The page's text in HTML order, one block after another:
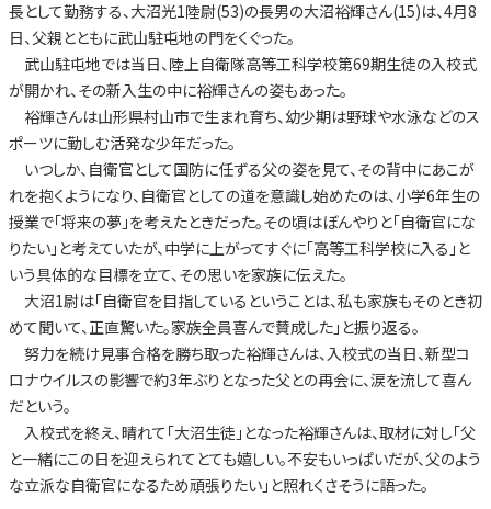
長として勤務する、大沼光1陸尉(53)の長男の大沼裕輝さん(15)は、4月8
日、父親とともに武山駐屯地の門をくぐった。
武山駐屯地では当日、陸上自衛隊高等工科学校第69期生徒の入校式
が開かれ、その新入生の中に裕輝さんの姿もあった。
裕輝さんは山形県村山市で生まれ育ち、幼少期は野球や水泳などのス
ポーツに勤しむ活発な少年だった。
いつしか、自衛官として国防に任ずる父の姿を見て、その背中にあこが
れを抱くようになり、自衛官としての道を意識し始めたのは、小学6年生の
授業で「将来の夢」を考えたときだった。その頃はぼんやりと「自衛官にな
りたい」と考えていたが、中学に上がってすぐに「高等工科学校に入る」と
いう具体的な目標を立て、その思いを家族に伝えた。
大沼1尉は「自衛官を目指しているということは、私も家族もそのとき初
めて聞いて、正直驚いた。家族全員喜んで賛成した」と振り返る。
努力を続け見事合格を勝ち取った裕輝さんは、入校式の当日、新型コ
ロナウイルスの影響で約3年ぶりとなった父との再会に、涙を流して喜ん
だという。
入校式を終え、晴れて「大沼生徒」となった裕輝さんは、取材に対し「父
と一緒にこの日を迎えられてとても嬉しい。不安もいっぱいだが、父のよう
な立派な自衛官になるため頑張りたい」と照れくさそうに語った。